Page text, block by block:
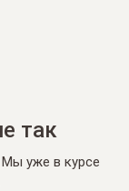
так
Мы уже в курсе